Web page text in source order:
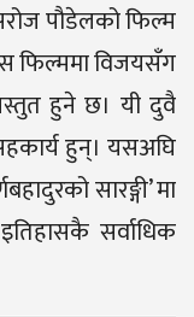
पौडेलको फिल्म
फिल्ममा विजयसँग
हुने छ। यी दुवै
हुन्। यसअघि
सारङ्गी’ मा
सर्वाधिक